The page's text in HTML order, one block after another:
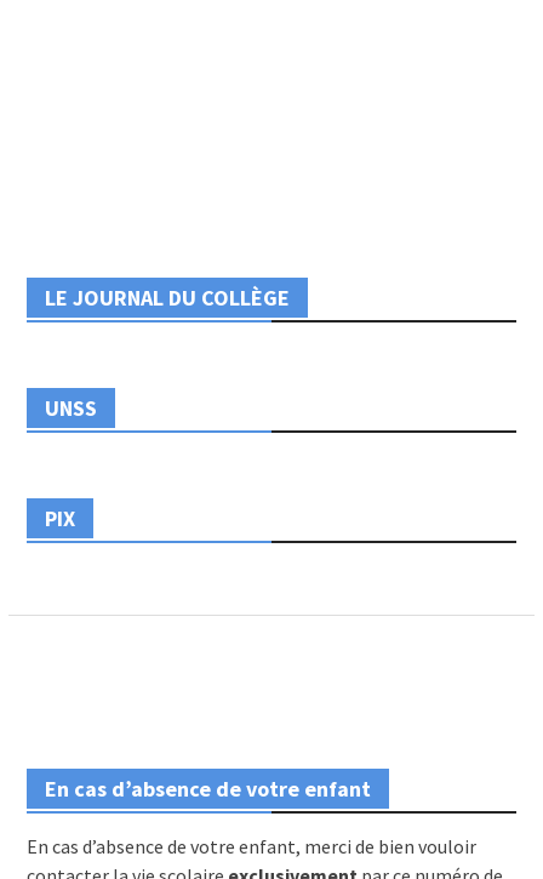
LE JOURNAL DU COLLÈGE
UNSS
PIX
En cas d’absence de votre enfant
En cas d’absence de votre enfant, merci de bien vouloir